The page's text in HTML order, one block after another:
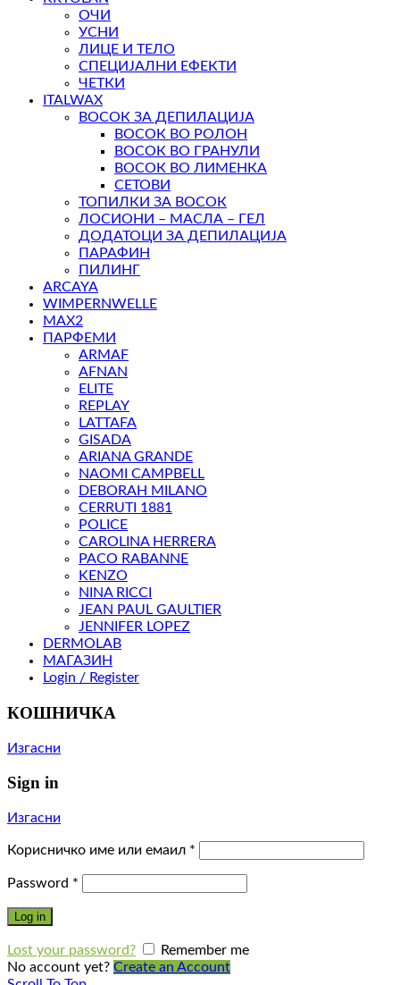
ОЧИ
УСНИ
ЛИЦЕ И ТЕЛО
СПЕЦИЈАЛНИ ЕФЕКТИ
ЧЕТКИ
ITALWAX
ВОСОК ЗА ДЕПИЛАЦИЈА
ВОСОК ВО РОЛОН
ВОСОК ВО ГРАНУЛИ
ВОСОК ВО ЛИМЕНКА
СЕТОВИ
ТОПИЛКИ ЗА ВОСОК
ЛОСИОНИ – МАСЛА – ГЕЛ
ДОДАТОЦИ ЗА ДЕПИЛАЦИЈА
ПАРАФИН
ПИЛИНГ
ARCAYA
WIMPERNWELLE
MAX2
ПАРФЕМИ
ARMAF
AFNAN
ELITE
REPLAY
LATTAFA
GISADA
ARIANA GRANDE
NAOMI CAMPBELL
DEBORAH MILANO
CERRUTI 1881
POLICE
CAROLINA HERRERA
PACO RABANNE
KENZO
NINA RICCI
JEAN PAUL GAULTIER
JENNIFER LOPEZ
DERMOLAB
МАГАЗИН
Login / Register
КОШНИЧКА
Изгасни
Sign in
Изгасни
Корисничко име или емаил *
Password *
Log in
Lost your password?
Remember me
No account yet? Create an Account